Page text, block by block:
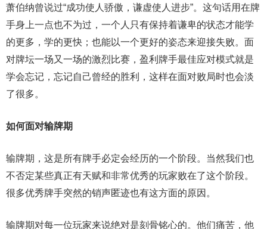
萧伯纳曾说过“成功使人骄傲，谦虚使人进步”。这句话用在牌
手身上一点也不为过，一个人只有保持着谦卑的状态才能学
的更多，学的更快；也能以一个更好的姿态来迎接失败。面
对牌坛一场又一场的激烈比赛，盈利牌手最佳应对模式就是
学会忘记，忘记自己曾经的胜利，这样在面对败局时也会淡
了很多。
如何面对输牌期
输牌期，这是所有牌手必定会经历的一个阶段。当然我们也
不否定某些真正有天赋和非常优秀的玩家败在了这个阶段。
很多优秀牌手突然的销声匿迹也有这方面的原因。
输牌期对每一位玩家来说绝对是刻骨铭心的。他们痛苦，他